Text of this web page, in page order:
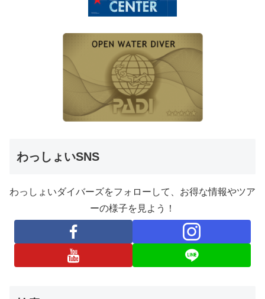
わっしょいSNS
わっしょいダイバーズをフォローして、お得な情報やツア
ーの様子を見よう！